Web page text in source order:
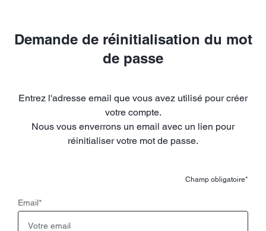
Demande de réinitialisation du mot
de passe
Entrez l'adresse email que vous avez utilisé pour créer
votre compte.
Nous vous enverrons un email avec un lien pour
réinitialiser votre mot de passe.
Champ obligatoire*
Email*